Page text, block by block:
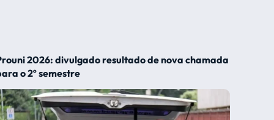
2026: divulgado resultado de nova chamada
o 2º semestre